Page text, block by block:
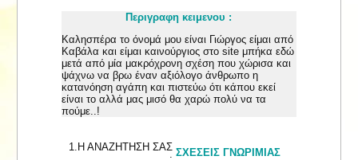
Περιγραφη κειμενου :
Καλησπέρα το όνομά μου είναι Γιώργος είμαι από
Καβάλα και είμαι καινούργιος στο site μπήκα εδώ
μετά από μία μακρόχρονη σχέση που χώρισα και
ψάχνω να βρω έναν αξιόλογο άνθρωπο η
κατανόηση αγάπη και πιστεύω ότι κάπου εκεί
είναι το αλλά μας μισό θα χαρώ πολύ να τα
πούμε..!
1.Η ΑΝΑΖΗΤΗΣΗ ΣΑΣ ΣΧΕΣΕΙΣ ΓΝΩΡΙΜΙΑΣ